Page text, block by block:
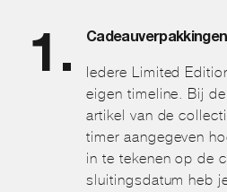
Iedere Limited
eigen timeline. Bij
artikel van de
timer aangegeven
in te tekenen op de
sluitingsdatum heb